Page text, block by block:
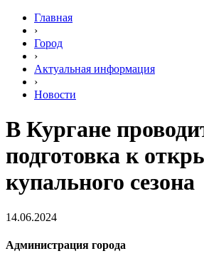
Главная
›
Город
›
Актуальная информация
›
Новости
В Кургане
подготовка к
купального сезона
14.06.2024
Администрация города